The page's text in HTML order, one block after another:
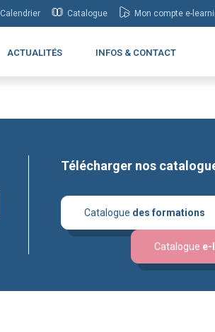
Calendrier Catalogue Mon compte e-
ACTUALITÉS INFOS & CONTACT
Télécharger nos
Catalogue des formations
Catalogue e-